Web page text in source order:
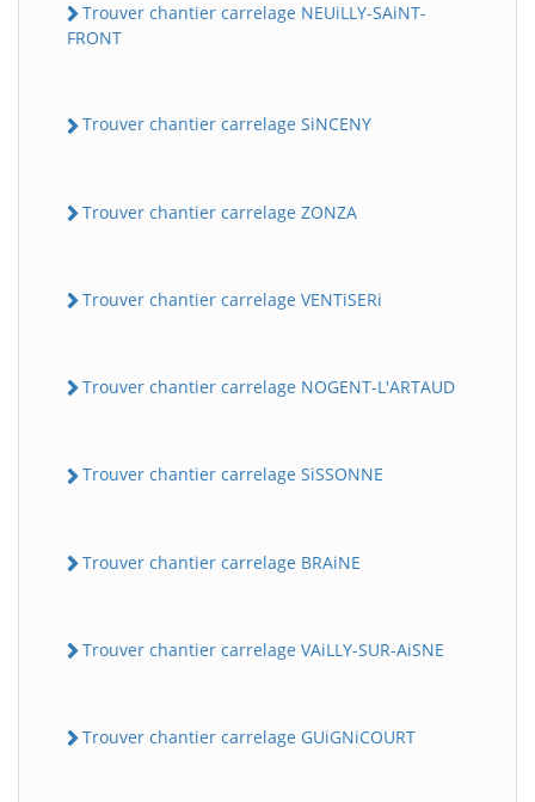
Trouver chantier carrelage NEUiLLY-SAiNT-
FRONT
Trouver chantier carrelage SiNCENY
Trouver chantier carrelage ZONZA
Trouver chantier carrelage VENTiSERi
Trouver chantier carrelage NOGENT-L'ARTAUD
Trouver chantier carrelage SiSSONNE
Trouver chantier carrelage BRAiNE
Trouver chantier carrelage VAiLLY-SUR-AiSNE
Trouver chantier carrelage GUiGNiCOURT